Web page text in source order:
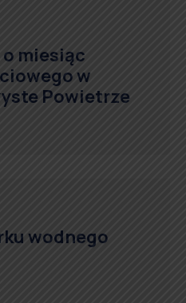
miesiąc
w
Powietrze
wodnego